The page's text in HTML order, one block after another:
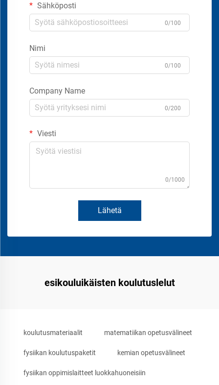
Sähköposti
0/100
Nimi
0/100
Company Name
0/200
Viesti
0/1000
Lähetä
esikouluikäisten koulutuslelut
koulutusmateriaalit matematiikan opetusvälineet
fysiikan koulutuspaketit kemian opetusvälineet
fysiikan oppimislaitteet luokkahuoneisiin